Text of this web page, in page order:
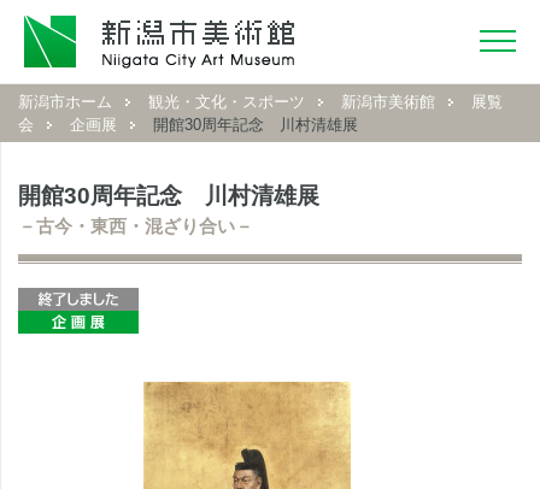
新潟市ホーム 観光・文化・スポーツ 新潟市美術館
展覧
会
企画展 開館30周年記念 川村清雄展
開館30周年記念 川村清雄展
－古今・東西・混ざり合い－